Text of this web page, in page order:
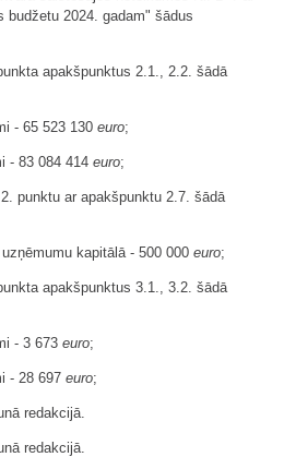
budžetu 2024. gadam" šādus
apakšpunktus 2.1., 2.2. šādā
- 65 523 130 euro;
- 83 084 414 euro;
punktu ar apakšpunktu 2.7. šādā
kapitālā - 500 000 euro;
apakšpunktus 3.1., 3.2. šādā
- 3 673 euro;
- 28 697 euro;
redakcijā.
redakcijā.